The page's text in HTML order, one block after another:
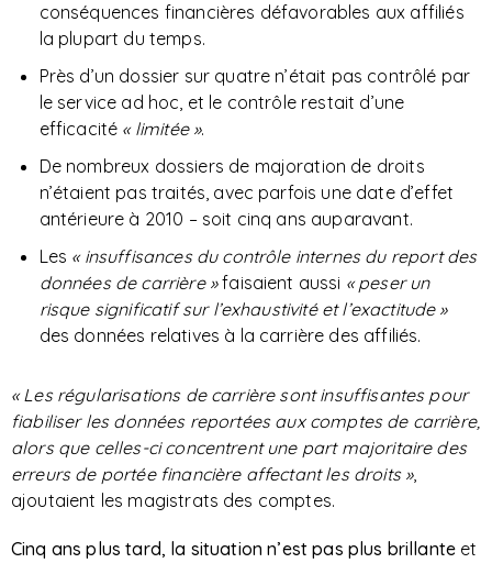
conséquences financières défavorables aux affiliés
la plupart du temps.
Près d’un dossier sur quatre n’était pas contrôlé par
le service ad hoc, et le contrôle restait d’une
efficacité « limitée ».
De nombreux dossiers de majoration de droits
n’étaient pas traités, avec parfois une date d’effet
antérieure à 2010 – soit cinq ans auparavant.
Les « insuffisances du contrôle internes du report des
données de carrière »faisaient aussi « peser un
risque significatif sur l’exhaustivité et l’exactitude »
des données relatives à la carrière des affiliés.
« Les régularisations de carrière sont insuffisantes pour
fiabiliser les données reportées aux comptes de carrière,
alors que celles-ci concentrent une part majoritaire des
erreurs de portée financière affectant les droits »,
ajoutaient les magistrats des comptes.
Cinq ans plus tard, la situation n’est pas plus brillante et